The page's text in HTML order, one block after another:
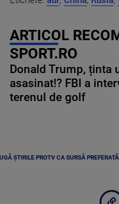
ARTICOL
SPORT.RO
Donald Trump, ținta
asasinat!? FBI a
terenul de golf
ȘTIRILE PROTV CA SURSĂ PREFERATĂ